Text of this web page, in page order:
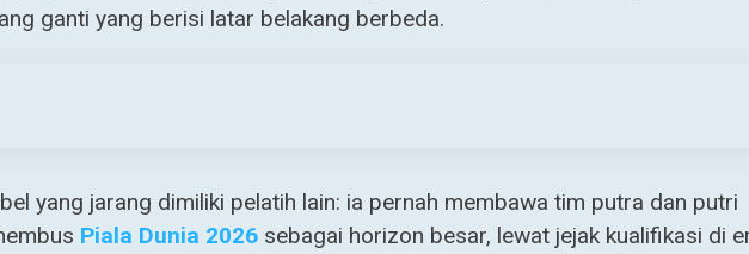
ganti yang berisi latar belakang berbeda.
yang jarang dimiliki pelatih lain: ia pernah membawa tim putra dan putri
Piala Dunia 2026 sebagai horizon besar, lewat jejak kualifikasi di